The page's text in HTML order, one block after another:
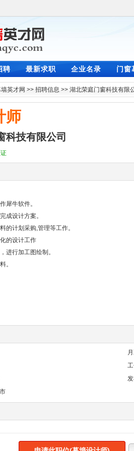
聘 最新求职 企业名录 门窗
英才网 >> 招聘信息 >> 湖北荣庭门窗科技有限
师
科技有限公司
犀牛软件。
成设计方案。
的计划采购,管理等工作。
的设计工作
进行加工图绘制。
。